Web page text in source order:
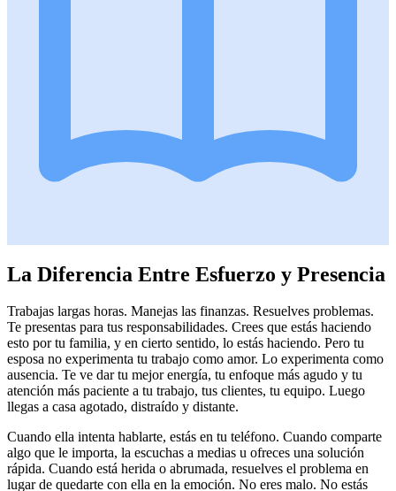
La Diferencia Entre Esfuerzo y Presencia
Trabajas largas horas. Manejas las finanzas. Resuelves problemas.
Te presentas para tus responsabilidades. Crees que estás haciendo
esto por tu familia, y en cierto sentido, lo estás haciendo. Pero tu
esposa no experimenta tu trabajo como amor. Lo experimenta como
ausencia. Te ve dar tu mejor energía, tu enfoque más agudo y tu
atención más paciente a tu trabajo, tus clientes, tu equipo. Luego
llegas a casa agotado, distraído y distante.
Cuando ella intenta hablarte, estás en tu teléfono. Cuando comparte
algo que le importa, la escuchas a medias u ofreces una solución
rápida. Cuando está herida o abrumada, resuelves el problema en
lugar de quedarte con ella en la emoción. No eres malo. No estás